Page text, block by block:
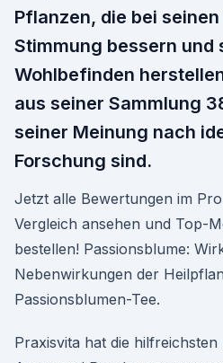
Pflanzen, die bei
Stimmung bessern und
Wohlbefinden
aus seiner Sammlung
seiner Meinung nach
Forschung sind.
Jetzt alle Bewertungen im
Vergleich ansehen und Top-
bestellen! Passionsblume:
Nebenwirkungen der
Passionsblumen-Tee.
Praxisvita hat die